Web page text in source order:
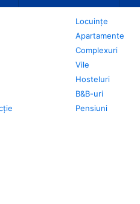
Locuințe
Apartamente
Complexuri
Vile
Hosteluri
B&B-uri
Pensiuni